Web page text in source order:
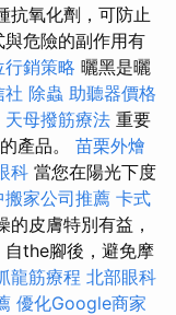
抗氧化劑，可防止
危險的副作用有
行銷策略 曬黑是曬
社 除蟲 助聽器價格
天母撥筋療法 重要
產品。 苗栗外燴
科 當您在陽光下度
搬家公司推薦 卡式
的皮膚特別有益，
the腳後，避免摩
龍筋療程 北部眼科
優化Google商家